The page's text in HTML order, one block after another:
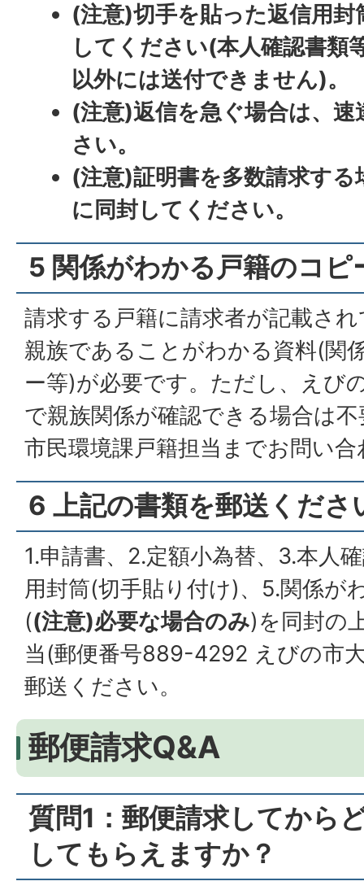
(注意)切手を貼った返信用
してください(本人確認書類
以外には送付できません)。
(注意)返信を急ぐ場合は、
さい。
(注意)証明書を多数請求す
に同封してください。
5 関係がわかる戸籍のコピ
請求する戸籍に請求者が記載さ
親族であることがわかる資料(関
ー等)が必要です。ただし、えび
で親族関係が確認できる場合は
市民環境課戸籍担当までお問い
6 上記の書類を郵送くださ
1.申請書、2.定額小為替、3.本人
用封筒(切手貼り付け)、5.関係が
((注意)必要な場合のみ)を同封の
当(郵便番号889-4292 えびの市
郵送ください。
郵便請求Q&A
質問1：郵便請求してから
してもらえますか？